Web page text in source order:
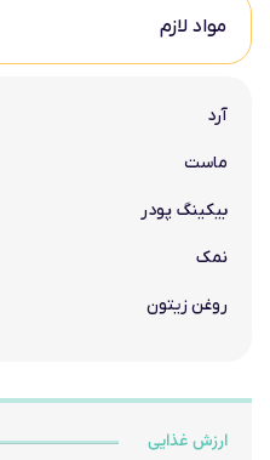
مواد لازم
آرد
ماست
بیکینگ پودر
نمک
روغن زیتون
ارزش غذایی